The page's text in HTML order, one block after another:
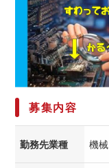
募集内容
勤務先業種 機